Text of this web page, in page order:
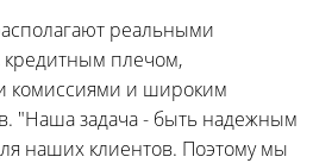
реальными
плечом,
комиссиями и широким
"Наша задача - быть надежным
наших клиентов. Поэтому мы